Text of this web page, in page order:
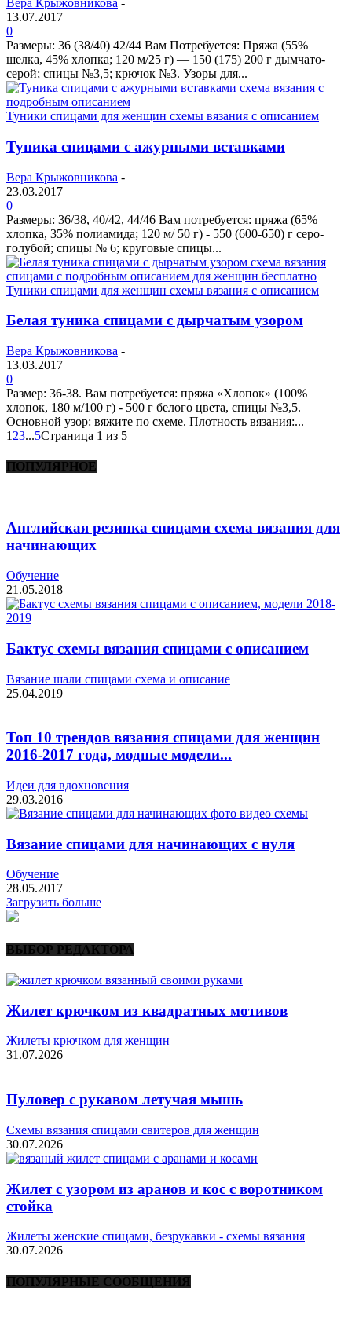
Вера Крыжовникова -
13.07.2017
0
Размеры: 36 (38/40) 42/44 Вам Потребуется: Пряжа (55%
шелка, 45% хлопка; 120 м/25 г) — 150 (175) 200 г дымчато-
серой; спицы №3,5; крючок №3. Узоры для...
Туники спицами для женщин схемы вязания с описанием
Туника спицами с ажурными вставками
Вера Крыжовникова -
23.03.2017
0
Размеры: 36/38, 40/42, 44/46 Вам потребуется: пряжа (65%
хлопка, 35% полиамида; 120 м/ 50 г) - 550 (600-650) г серо-
голубой; спицы № 6; круговые спицы...
Туники спицами для женщин схемы вязания с описанием
Белая туника спицами с дырчатым узором
Вера Крыжовникова -
13.03.2017
0
Размер: 36-38. Вам потребуется: пряжа «Хлопок» (100%
хлопок, 180 м/100 г) - 500 г белого цвета, спицы №3,5.
Основной узор: вяжите по схеме. Плотность вязания:...
1 23...5Страница 1 из 5
ПОПУЛЯРНОЕ
Английская резинка спицами схема вязания для
начинающих
Обучение
21.05.2018
Бактус схемы вязания спицами с описанием
Вязание шали спицами схема и описание
25.04.2019
Топ 10 трендов вязания спицами для женщин
2016-2017 года, модные модели...
Идеи для вдохновения
29.03.2016
Вязание спицами для начинающих с нуля
Обучение
28.05.2017
Загрузить больше
ВЫБОР РЕДАКТОРА
Жилет крючком из квадратных мотивов
Жилеты крючком для женщин
31.07.2026
Пуловер с рукавом летучая мышь
Схемы вязания спицами свитеров для женщин
30.07.2026
Жилет с узором из аранов и кос с воротником
стойка
Жилеты женские спицами, безрукавки - схемы вязания
30.07.2026
ПОПУЛЯРНЫЕ СООБЩЕНИЯ